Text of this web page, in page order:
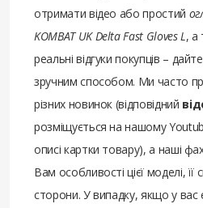
отримати відео або простий
KOMBAT UK Delta Fast Gloves L, а
реальні відгуки покупців –
зручним способом. Ми часто
різних новинок (відповідний
розміщується на нашому
описі картки товару), а наші
Вам особливості цієї моделі, її
сторони. У випадку, якщо у вас